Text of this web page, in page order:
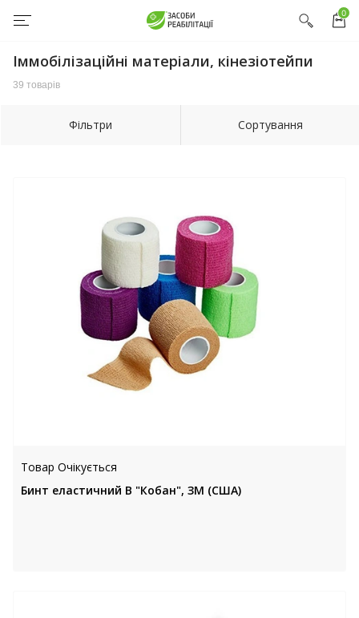
0
Іммобілізаційні матеріали, кінезіотейпи
39 товарів
Фільтри Сортування
Товар Очікується
Бинт еластичний В "Кобан", ЗМ (США)